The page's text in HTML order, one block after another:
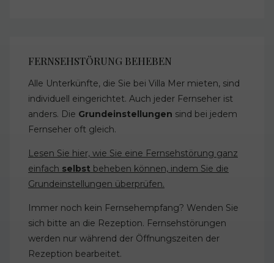
FERNSEHSTÖRUNG BEHEBEN
Alle Unterkünfte, die Sie bei Villa Mer mieten, sind
individuell eingerichtet. Auch jeder Fernseher ist
anders. Die Grundeinstellungen sind bei jedem
Fernseher oft gleich.
Lesen Sie hier, wie Sie eine Fernsehstörung ganz
einfach selbst beheben können, indem Sie die
Grundeinstellungen überprüfen.
Immer noch kein Fernsehempfang? Wenden Sie
sich bitte an die Rezeption. Fernsehstörungen
werden nur während der Öffnungszeiten der
Rezeption bearbeitet.